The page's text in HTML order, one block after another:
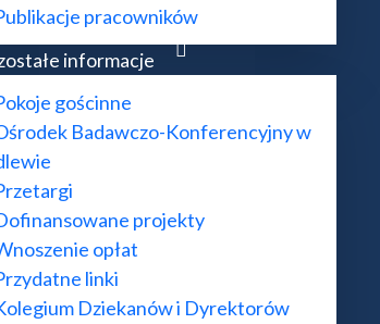
pracowników
informacje
gościnne
Badawczo-Konferencyjny w
projekty
opłat
linki
Dziekanów i Dyrektorów